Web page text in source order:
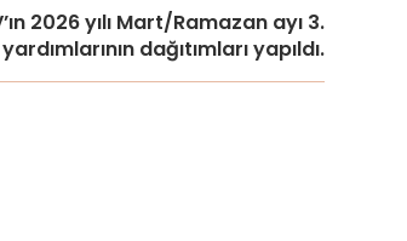
2026 yılı Mart/Ramazan ayı 3.
dağıtımları yapıldı.